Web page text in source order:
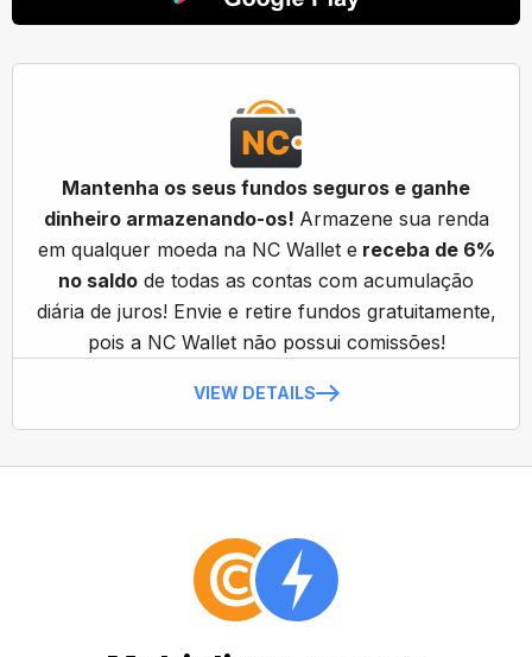
Mantenha os seus fundos seguros e ganhe
dinheiro armazenando-os! Armazene sua renda
em qualquer moeda na NC Wallet e receba de 6%
no saldo de todas as contas com acumulação
diária de juros! Envie e retire fundos gratuitamente,
pois a NC Wallet não possui comissões!
VIEW DETAILS